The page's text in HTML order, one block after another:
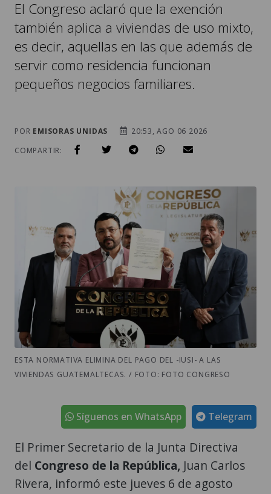
es decir, aquellas en las que además de
servir como residencia funcionan
pequeños negocios familiares.
POR EMISORAS UNIDAS
ESTA NORMATIVA ELIMINA DEL PAGO DEL -IUSI- A LAS
VIVIENDAS GUATEMALTECAS. / FOTO: FOTO CONGRESO
Telegram
Síguenos en WhatsApp
El Primer Secretario de la Junta Directiva
Congreso de la República,Juan Carlos
Rivera, informó este jueves 6 de agosto
que fue enviado al Ejecutivo elDecreto 18-
2026,que reforma la Ley del Impuesto